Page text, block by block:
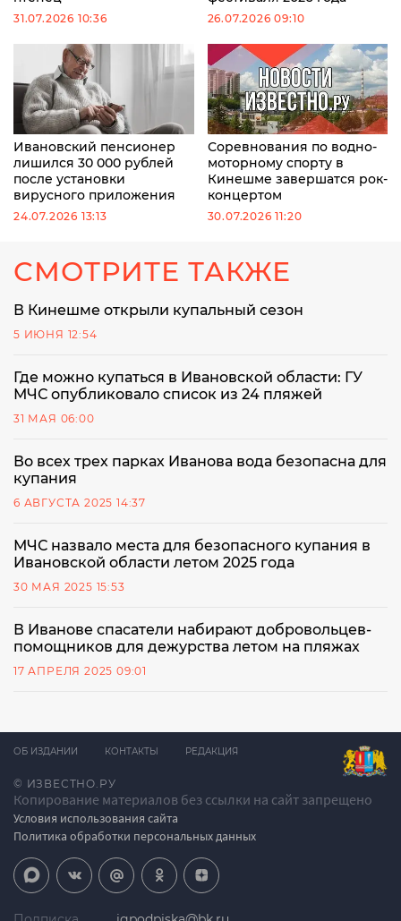
31.07.2026 10:36 26.07.2026 09:10
Ивановский пенсионер
лишился 30 000 рублей
после установки
вирусного приложения
24.07.2026 13:13
Соревнования по водно-
моторному спорту в
Кинешме завершатся рок-
концертом
30.07.2026 11:20
СМОТРИТЕ ТАКЖЕ
В Кинешме открыли купальный сезон
5 ИЮНЯ 12:54
Где можно купаться в Ивановской области: ГУ
МЧС опубликовало список из 24 пляжей
31 МАЯ 06:00
Во всех трех парках Иванова вода безопасна для
купания
6 АВГУСТА 2025 14:37
МЧС назвало места для безопасного купания в
Ивановской области летом 2025 года
30 МАЯ 2025 15:53
В Иванове спасатели набирают добровольцев-
помощников для дежурства летом на пляжах
17 АПРЕЛЯ 2025 09:01
© ИЗВЕСТНО.РУ
Копирование материалов без ссылки на сайт запрещено
Условия использования сайта
Политика обработки персональных данных
ОБ ИЗДАНИИ КОНТАКТЫ РЕДАКЦИЯ